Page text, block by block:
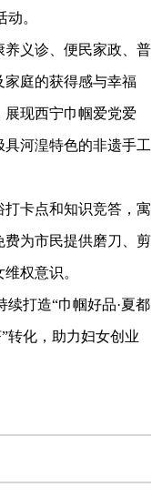
。
义诊、便民家政、普
家庭的获得感与幸福
现西宁巾帼爱党爱
河湟特色的非遗手工
卡点和知识竞答，寓
为市民提供磨刀、剪
权意识。
打造“巾帼好品·夏都
转化，助力妇女创业